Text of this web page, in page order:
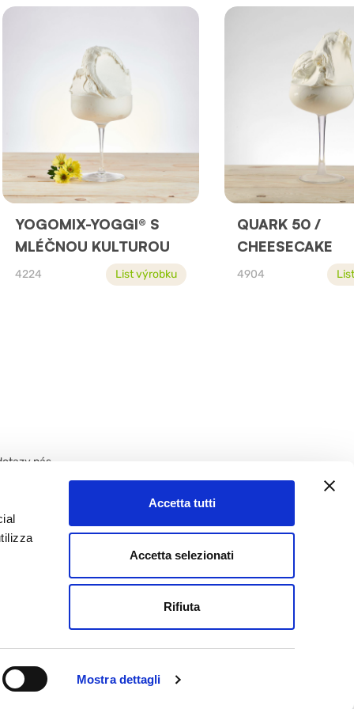
Mostra dettagli
Accetta tutti
Accetta selezionati
Rifiuta
YOGOMIX-YOGGI® S
MLÉČNOU KULTUROU
4224 List výrobku
QUARK 50 /
CHEESECAKE
4904
nás
Reg. Imprese RE: IT 01133190353